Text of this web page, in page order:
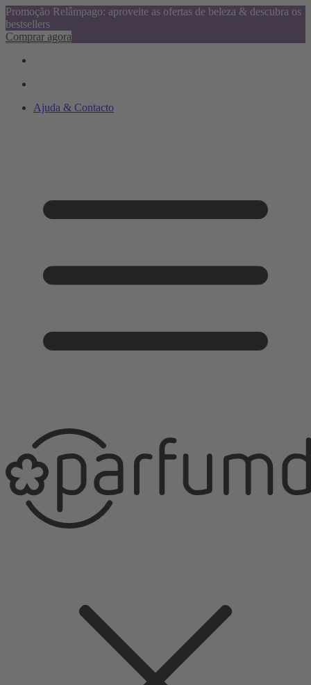
Promoção Relâmpago: aproveite as ofertas de beleza & descubra os
bestsellers
Comprar agora
Ajuda & Contacto